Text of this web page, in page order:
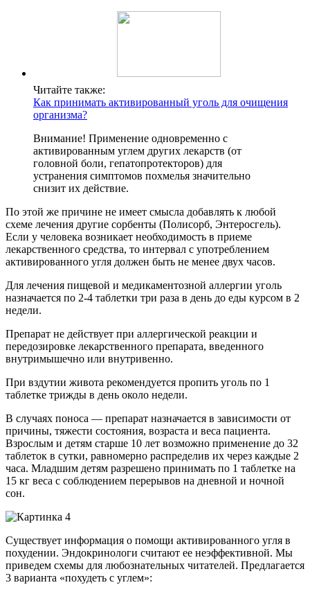
Читайте также:
Как принимать активированный уголь для очищения
организма?
Внимание! Применение одновременно с
активированным углем других лекарств (от
головной боли, гепатопротекторов) для
устранения симптомов похмелья значительно
снизит их действие.
По этой же причине не имеет смысла добавлять к любой
схеме лечения другие сорбенты (Полисорб, Энтеросгель).
Если у человека возникает необходимость в приеме
лекарственного средства, то интервал с употреблением
активированного угля должен быть не менее двух часов.
Для лечения пищевой и медикаментозной аллергии уголь
назначается по 2-4 таблетки три раза в день до еды курсом в 2
недели.
Препарат не действует при аллергической реакции и
передозировке лекарственного препарата, введенного
внутримышечно или внутривенно.
При вздутии живота рекомендуется пропить уголь по 1
таблетке трижды в день около недели.
В случаях поноса — препарат назначается в зависимости от
причины, тяжести состояния, возраста и веса пациента.
Взрослым и детям старше 10 лет возможно применение до 32
таблеток в сутки, равномерно распределив их через каждые 2
часа. Младшим детям разрешено принимать по 1 таблетке на
15 кг веса с соблюдением перерывов на дневной и ночной
сон.
Существует информация о помощи активированного угля в
похудении. Эндокринологи считают ее неэффективной. Мы
приведем схемы для любознательных читателей. Предлагается
3 варианта «похудеть с углем»: